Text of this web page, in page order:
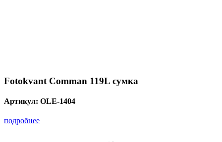
Fotokvant Comman 119L сумка
Артикул: OLE-1404
подробнее